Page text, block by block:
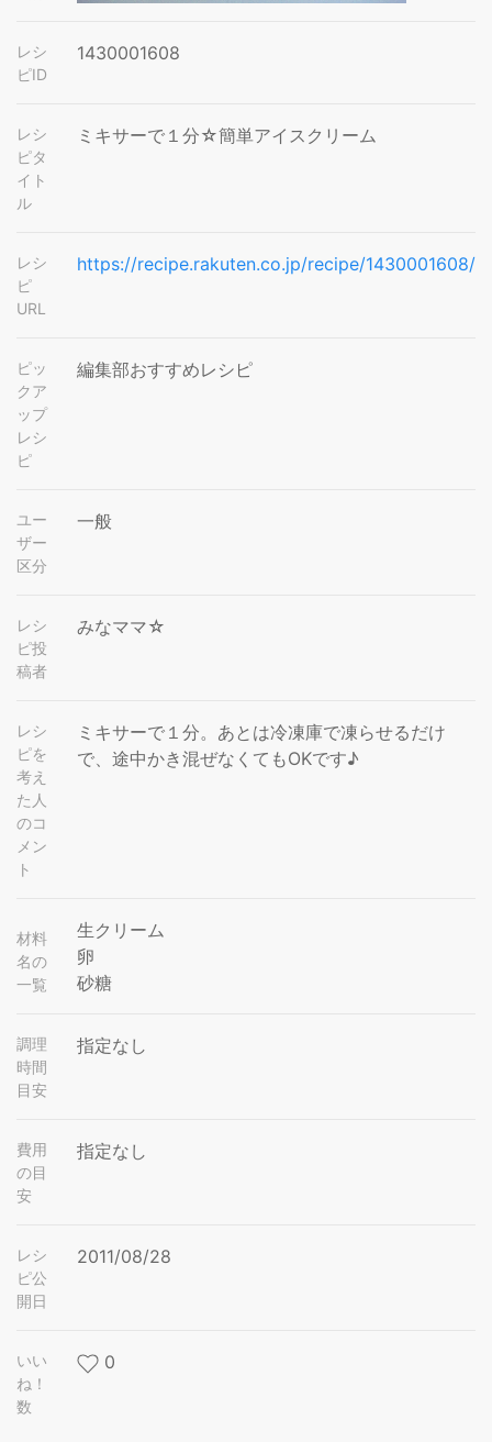
レシ
ピID
1430001608
レシ
ピタ
イト
ル
ミキサーで１分☆簡単アイスクリーム
レシ
ピ
URL
https://recipe.rakuten.co.jp/recipe/1430001608/
ピッ
クア
ップ
レシ
ピ
編集部おすすめレシピ
ユー
ザー
区分
一般
レシ
ピ投
稿者
みなママ☆
レシ
ピを
考え
た人
のコ
メン
ト
ミキサーで１分。あとは冷凍庫で凍らせるだけ
で、途中かき混ぜなくてもOKです♪
材料
名の
一覧
生クリーム
卵
砂糖
調理
時間
目安
指定なし
費用
の目
安
指定なし
レシ
ピ公
開日
2011/08/28
いい
ね！
数
0